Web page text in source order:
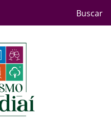
Buscar